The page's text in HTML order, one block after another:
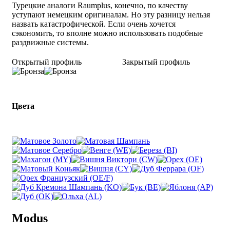
Турецкие аналоги Raumplus, конечно, по качеству
уступают немецким оригиналам. Но эту разницу нельзя
назвать катастрофической. Если очень хочется
сэкономить, то вполне можно использовать подобные
раздвижные системы.
Открытый профиль Закрытый профиль
Цвета
Modus